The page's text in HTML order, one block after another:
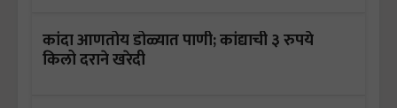
कांदा आणतोय डोळ्यात पाणी; कांद्याची ३ रुपये
किलो दराने खरेदी